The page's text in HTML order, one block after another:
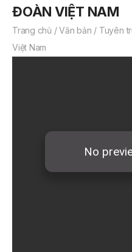
ĐOÀN VIỆT NAM
Trang chủ /Văn bản / Tuyên
Việt Nam